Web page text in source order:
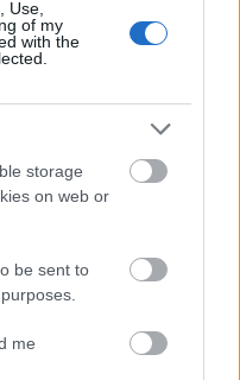
Use,
of my
with the
storage
on web or
be sent to
me
festmények
és
egy 19.
után
című
63 ezer
szépművészeti
Nemzeti
múzeum